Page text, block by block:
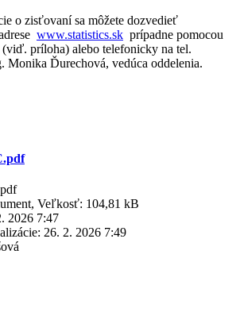
o zisťovaní sa môžete dozvedieť
www.statistics.sk prípadne pomocou
príloha) alebo telefonicky na tel.
Monika Ďurechová, vedúca oddelenia.
Veľkosť: 104,81 kB
2026 7:47
26. 2. 2026 7:49